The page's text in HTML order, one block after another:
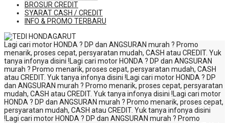
BROSUR CREDIT
SYARAT CASH / CREDIT
INFO & PROMO TERBARU
Lagi cari motor HONDA ? DP dan ANGSURAN murah ? Promo
menarik, proses cepat, persyaratan mudah, CASH atau CREDIT. Yuk
tanya infonya disini ! Lagi cari motor HONDA ? DP dan ANGSURAN
murah ? Promo menarik, proses cepat, persyaratan mudah, CASH
atau CREDIT. Yuk tanya infonya disini ! Lagi cari motor HONDA ? DP
dan ANGSURAN murah ? Promo menarik, proses cepat, persyaratan
mudah, CASH atau CREDIT. Yuk tanya infonya disini ! Lagi cari motor
HONDA ? DP dan ANGSURAN murah ? Promo menarik, proses cepat,
persyaratan mudah, CASH atau CREDIT. Yuk tanya infonya disini
! Lagi cari motor HONDA ? DP dan ANGSURAN murah ? Promo